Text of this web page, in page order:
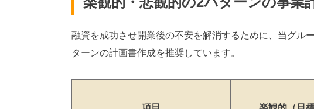
融資を成功させ開業後の不安を解消するために、当グル
ターンの計画書作成を推奨しています。